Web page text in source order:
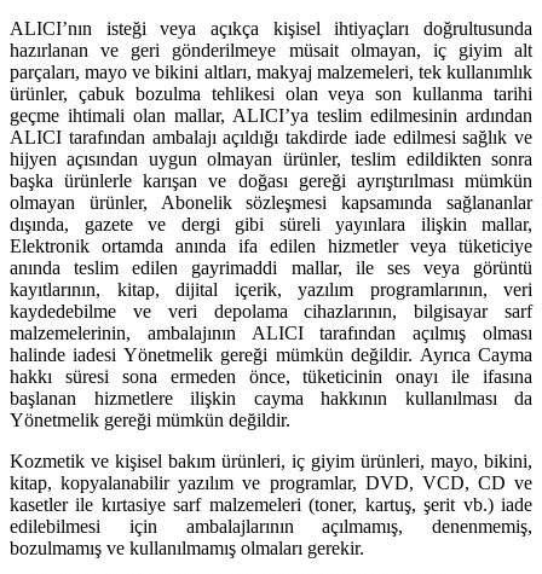
ALICI’nın isteği veya açıkça kişisel ihtiyaçları doğrultusunda
hazırlanan ve geri gönderilmeye müsait olmayan, iç giyim alt
parçaları, mayo ve bikini altları, makyaj malzemeleri, tek kullanımlık
ürünler, çabuk bozulma tehlikesi olan veya son kullanma tarihi
geçme ihtimali olan mallar, ALICI’ya teslim edilmesinin ardından
ALICI tarafından ambalajı açıldığı takdirde iade edilmesi sağlık ve
hijyen açısından uygun olmayan ürünler, teslim edildikten sonra
başka ürünlerle karışan ve doğası gereği ayrıştırılması mümkün
olmayan ürünler, Abonelik sözleşmesi kapsamında sağlananlar
dışında, gazete ve dergi gibi süreli yayınlara ilişkin mallar,
Elektronik ortamda anında ifa edilen hizmetler veya tüketiciye
anında teslim edilen gayrimaddi mallar, ile ses veya görüntü
kayıtlarının, kitap, dijital içerik, yazılım programlarının, veri
kaydedebilme ve veri depolama cihazlarının, bilgisayar sarf
malzemelerinin, ambalajının ALICI tarafından açılmış olması
halinde iadesi Yönetmelik gereği mümkün değildir. Ayrıca Cayma
hakkı süresi sona ermeden önce, tüketicinin onayı ile ifasına
başlanan hizmetlere ilişkin cayma hakkının kullanılması da
Yönetmelik gereği mümkün değildir.
Kozmetik ve kişisel bakım ürünleri, iç giyim ürünleri, mayo, bikini,
kitap, kopyalanabilir yazılım ve programlar, DVD, VCD, CD ve
kasetler ile kırtasiye sarf malzemeleri (toner, kartuş, şerit vb.) iade
edilebilmesi için ambalajlarının açılmamış, denenmemiş,
bozulmamış ve kullanılmamış olmaları gerekir.